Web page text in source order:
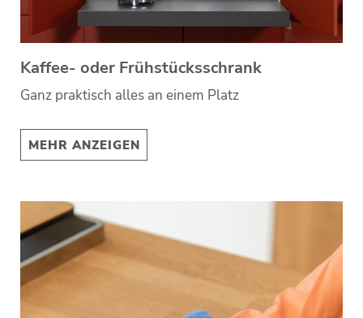
Kaffee- oder Frühstücksschrank
Ganz praktisch alles an einem Platz
MEHR ANZEIGEN